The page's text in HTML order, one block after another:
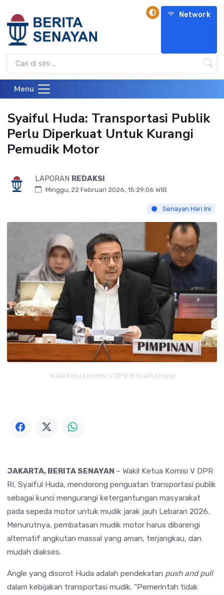
Network
Menu
Syaiful Huda: Transportasi Publik
Perlu Diperkuat Untuk Kurangi
Pemudik Motor
LAPORAN REDAKSI
Minggu, 22 Februari 2026, 15:29:06 WIB
Senayan Hari Ini
Wakil Ketua Komisi V DPR RI Syaiful Huda
JAKARTA, BERITA SENAYAN – Wakil Ketua Komisi V DPR
RI, Syaiful Huda, mendorong penguatan transportasi publik
sebagai kunci mengurangi ketergantungan masyarakat
pada sepeda motor untuk mudik jarak jauh Lebaran 2026.
Menurutnya, pembatasan mudik motor harus dibarengi
alternatif angkutan massal yang aman, terjangkau, dan
mudah diakses.
Angle yang disorot Huda adalah pendekatan push and pull
dalam kebijakan transportasi mudik. “Pemerintah tidak